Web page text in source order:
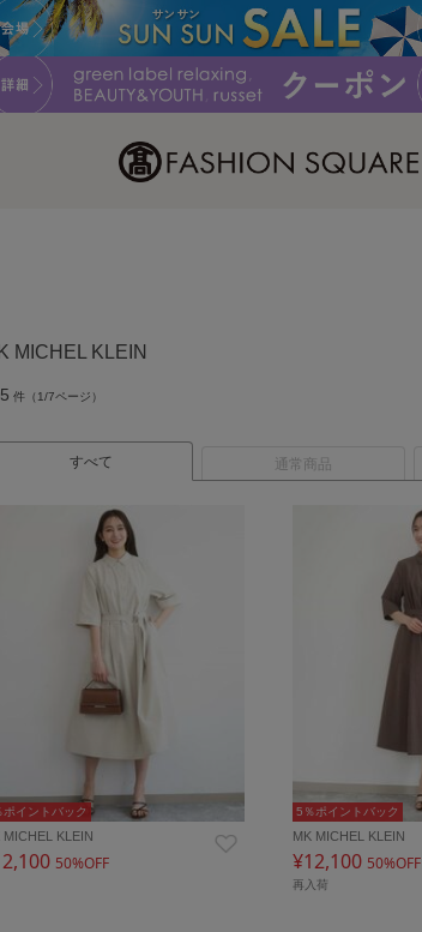
MICHEL KLEIN
件（1/7ページ）
すべて 通常商品
ポイントバック
MICHEL KLEIN
50%OFF
5％ポイントバック
MK MICHEL KLEIN
¥12,100 50%OFF
再入荷